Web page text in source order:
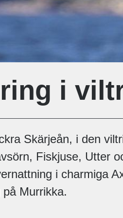
i
Skärjeån, i den
Fiskjuse, Utter
i charmiga
Murrikka.